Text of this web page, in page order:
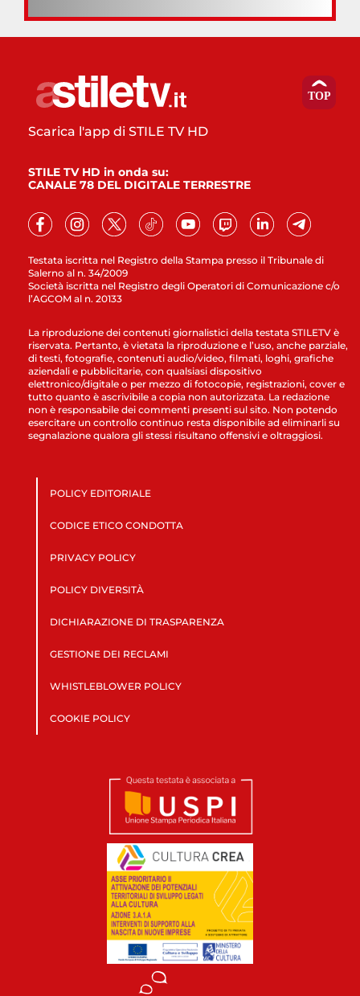
Testata iscritta nel Registro della Stampa presso il Tribunale di
Salerno al n. 34/2009
Società iscritta nel Registro degli Operatori di Comunicazione c/o
l’AGCOM al n. 20133
Scarica l'app di STILE TV HD
STILE TV HD in onda su:
CANALE 78 DEL DIGITALE TERRESTRE
La riproduzione dei contenuti giornalistici della testata STILETV è
riservata. Pertanto, è vietata la riproduzione e l’uso, anche parziale,
di testi, fotografie, contenuti audio/video, filmati, loghi, grafiche
aziendali e pubblicitarie, con qualsiasi dispositivo
elettronico/digitale o per mezzo di fotocopie, registrazioni, cover e
tutto quanto è ascrivibile a copia non autorizzata. La redazione
non è responsabile dei commenti presenti sul sito. Non potendo
esercitare un controllo continuo resta disponibile ad eliminarli su
segnalazione qualora gli stessi risultano offensivi e oltraggiosi.
POLICY EDITORIALE
CODICE ETICO CONDOTTA
PRIVACY POLICY
POLICY DIVERSITÀ
DICHIARAZIONE DI TRASPARENZA
GESTIONE DEI RECLAMI
WHISTLEBLOWER POLICY
COOKIE POLICY